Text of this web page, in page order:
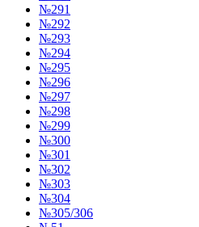
№291
№292
№293
№294
№295
№296
№297
№298
№299
№300
№301
№302
№303
№304
№305/306